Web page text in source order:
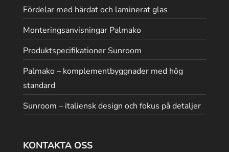
Fördelar med härdat och laminerat glas
Monteringsanvisningar Palmako
Produktspecifikationer Sunroom
Palmako – komplementbyggnader med hög
standard
Sunroom – italiensk design och fokus på detaljer
KONTAKTA OSS